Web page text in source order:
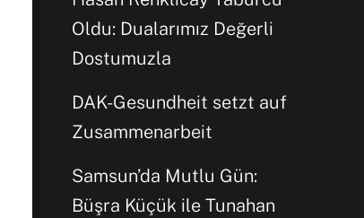
Oldu: Dualarımız Değerli
Dostumuzla
DAK-Gesundheit setzt auf
Zusammenarbeit
Samsun’da Mutlu Gün:
Büşra Küçük ile Tunahan